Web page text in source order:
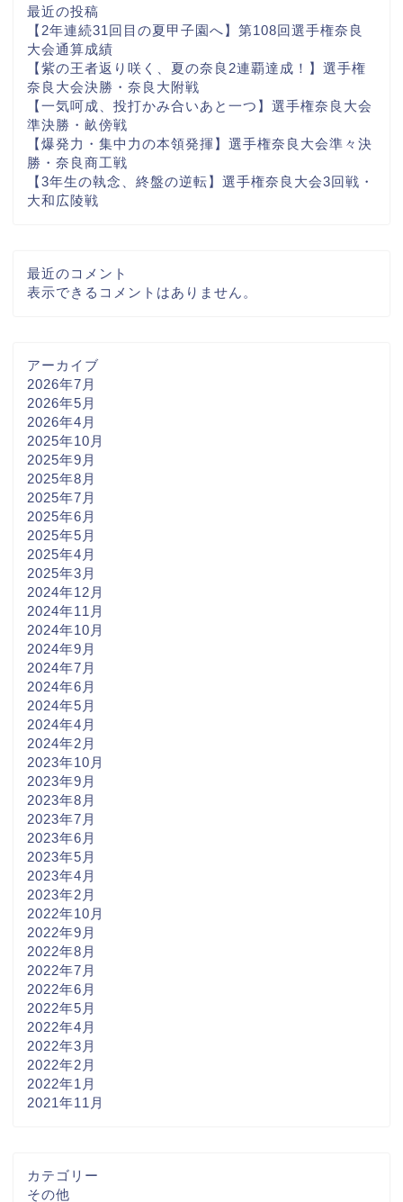
最近の投稿
【2年連続31回目の夏甲子園へ】第108回選手権奈良
大会通算成績
【紫の王者返り咲く、夏の奈良2連覇達成！】選手権
奈良大会決勝・奈良大附戦
【一気呵成、投打かみ合いあと一つ】選手権奈良大会
準決勝・畝傍戦
【爆発力・集中力の本領発揮】選手権奈良大会準々決
勝・奈良商工戦
【3年生の執念、終盤の逆転】選手権奈良大会3回戦・
大和広陵戦
最近のコメント
表示できるコメントはありません。
アーカイブ
2026年7月
2026年5月
2026年4月
2025年10月
2025年9月
2025年8月
2025年7月
2025年6月
2025年5月
2025年4月
2025年3月
2024年12月
2024年11月
2024年10月
2024年9月
2024年7月
2024年6月
2024年5月
2024年4月
2024年2月
2023年10月
2023年9月
2023年8月
2023年7月
2023年6月
2023年5月
2023年4月
2023年2月
2022年10月
2022年9月
2022年8月
2022年7月
2022年6月
2022年5月
2022年4月
2022年3月
2022年2月
2022年1月
2021年11月
カテゴリー
その他